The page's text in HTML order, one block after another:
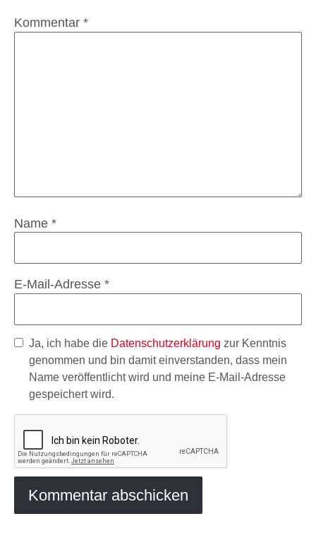
Kommentar *
Name *
E-Mail-Adresse *
Ja, ich habe die Datenschutzerklärung zur Kenntnis
genommen und bin damit einverstanden, dass mein
Name veröffentlicht wird und meine E-Mail-Adresse
gespeichert wird.